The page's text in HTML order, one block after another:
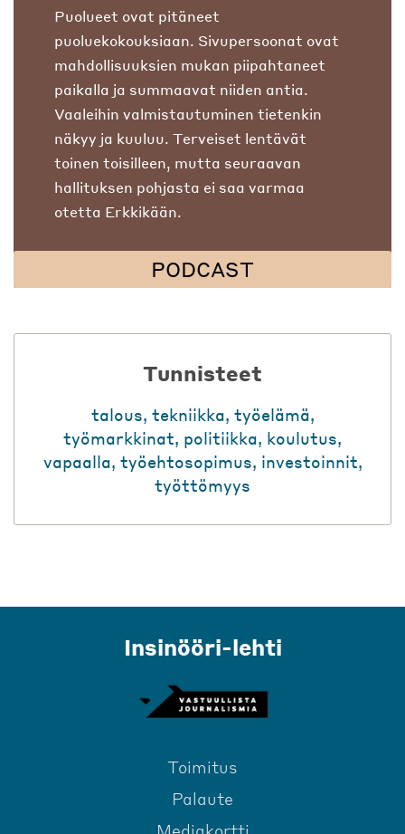
Puolueet ovat pitäneet
puoluekokouksiaan. Sivupersoonat ovat
mahdollisuuksien mukan piipahtaneet
paikalla ja summaavat niiden antia.
Vaaleihin valmistautuminen tietenkin
näkyy ja kuuluu. Terveiset lentävät
toinen toisilleen, mutta seuraavan
hallituksen pohjasta ei saa varmaa
otetta Erkkikään.
PODCAST
Tunnisteet
talous, tekniikka, työelämä,
työmarkkinat, politiikka, koulutus,
vapaalla, työehtosopimus, investoinnit,
työttömyys
Insinööri-lehti
Toimitus
Palaute